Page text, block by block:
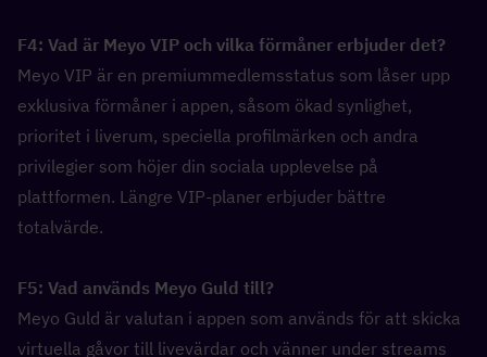
F4: Vad är Meyo VIP och vilka förmåner erbjuder det?
Meyo VIP är en premiummedlemsstatus som låser upp
exklusiva förmåner i appen, såsom ökad synlighet,
prioritet i liverum, speciella profilmärken och andra
privilegier som höjer din sociala upplevelse på
plattformen. Längre VIP-planer erbjuder bättre
totalvärde.
F5: Vad används Meyo Guld till?
Meyo Guld är valutan i appen som används för att skicka
virtuella gåvor till livevärdar och vänner under streams